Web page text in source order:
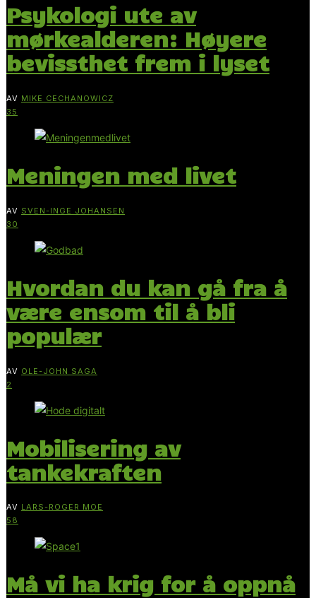
Psykologi ute av
mørkealderen: Høyere
bevissthet frem i lyset
AV MIKE CECHANOWICZ
35
Meningen med livet
AV SVEN-INGE JOHANSEN
30
Hvordan du kan gå fra å
være ensom til å bli
populær
AV OLE-JOHN SAGA
2
Mobilisering av
tankekraften
AV LARS-ROGER MOE
58
Må vi ha krig for å oppnå